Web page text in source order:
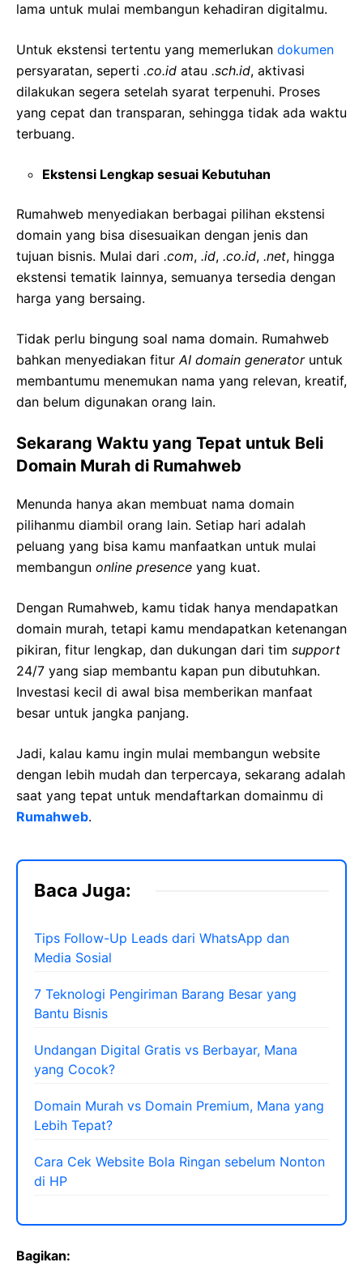
lama untuk mulai membangun kehadiran digitalmu.
Untuk ekstensi tertentu yang memerlukan dokumen
persyaratan, seperti .co.id atau .sch.id, aktivasi
dilakukan segera setelah syarat terpenuhi. Proses
yang cepat dan transparan, sehingga tidak ada waktu
terbuang.
Ekstensi Lengkap sesuai Kebutuhan
Rumahweb menyediakan berbagai pilihan ekstensi
domain yang bisa disesuaikan dengan jenis dan
tujuan bisnis. Mulai dari .com, .id, .co.id, .net, hingga
ekstensi tematik lainnya, semuanya tersedia dengan
harga yang bersaing.
Tidak perlu bingung soal nama domain. Rumahweb
bahkan menyediakan fiturAI domain generatoruntuk
membantumu menemukan nama yang relevan, kreatif,
dan belum digunakan orang lain.
Sekarang Waktu yang Tepat untuk Beli
Domain Murah di Rumahweb
Menunda hanya akan membuat nama domain
pilihanmu diambil orang lain. Setiap hari adalah
peluang yang bisa kamu manfaatkan untuk mulai
membangun online presence yang kuat.
Dengan Rumahweb, kamu tidak hanya mendapatkan
domain murah, tetapi kamu mendapatkan ketenangan
pikiran, fitur lengkap, dan dukungan dari tim support
24/7 yang siap membantu kapan pun dibutuhkan.
Investasi kecil di awal bisa memberikan manfaat
besar untuk jangka panjang.
Jadi, kalau kamu ingin mulai membangun website
dengan lebih mudah dan terpercaya, sekarang adalah
saat yang tepat untuk mendaftarkan domainmu di
Rumahweb.
Baca Juga:
Tips Follow-Up Leads dari WhatsApp dan
Media Sosial
7 Teknologi Pengiriman Barang Besar yang
Bantu Bisnis
Undangan Digital Gratis vs Berbayar, Mana
yang Cocok?
Domain Murah vs Domain Premium, Mana yang
Lebih Tepat?
Cara Cek Website Bola Ringan sebelum Nonton
di HP
Bagikan: